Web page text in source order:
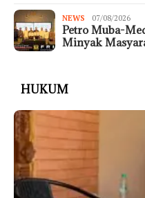
NEWS 07/08/2026
Petro Muba-
Minyak
HUKUM